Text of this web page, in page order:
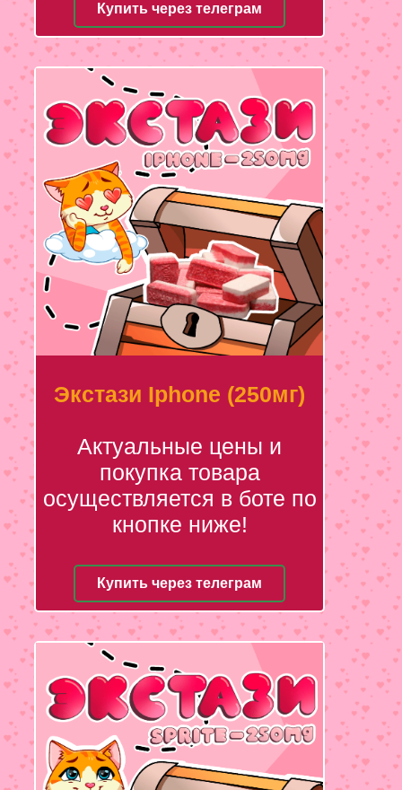
Купить через телеграм
Экстази Iphone (250мг)
Актуальные цены и
покупка товара
осуществляется в боте по
кнопке ниже!
Купить через телеграм